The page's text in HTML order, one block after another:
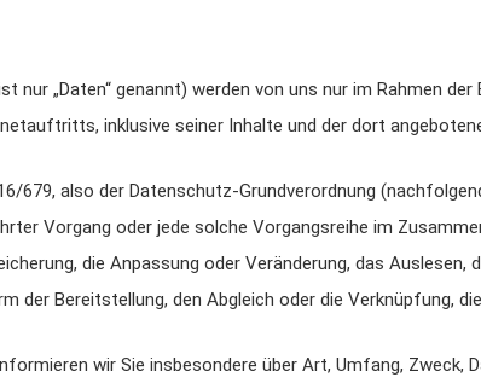
nur „Daten“ genannt) werden von uns nur im Rahmen
inklusive seiner Inhalte und der dort
679, also der Datenschutz-Grundverordnung
Vorgang oder jede solche Vorgangsreihe im
die Anpassung oder Veränderung, das
der Bereitstellung, den Abgleich oder die Verknüpfung,
wir Sie insbesondere über Art, Umfang, Zweck,